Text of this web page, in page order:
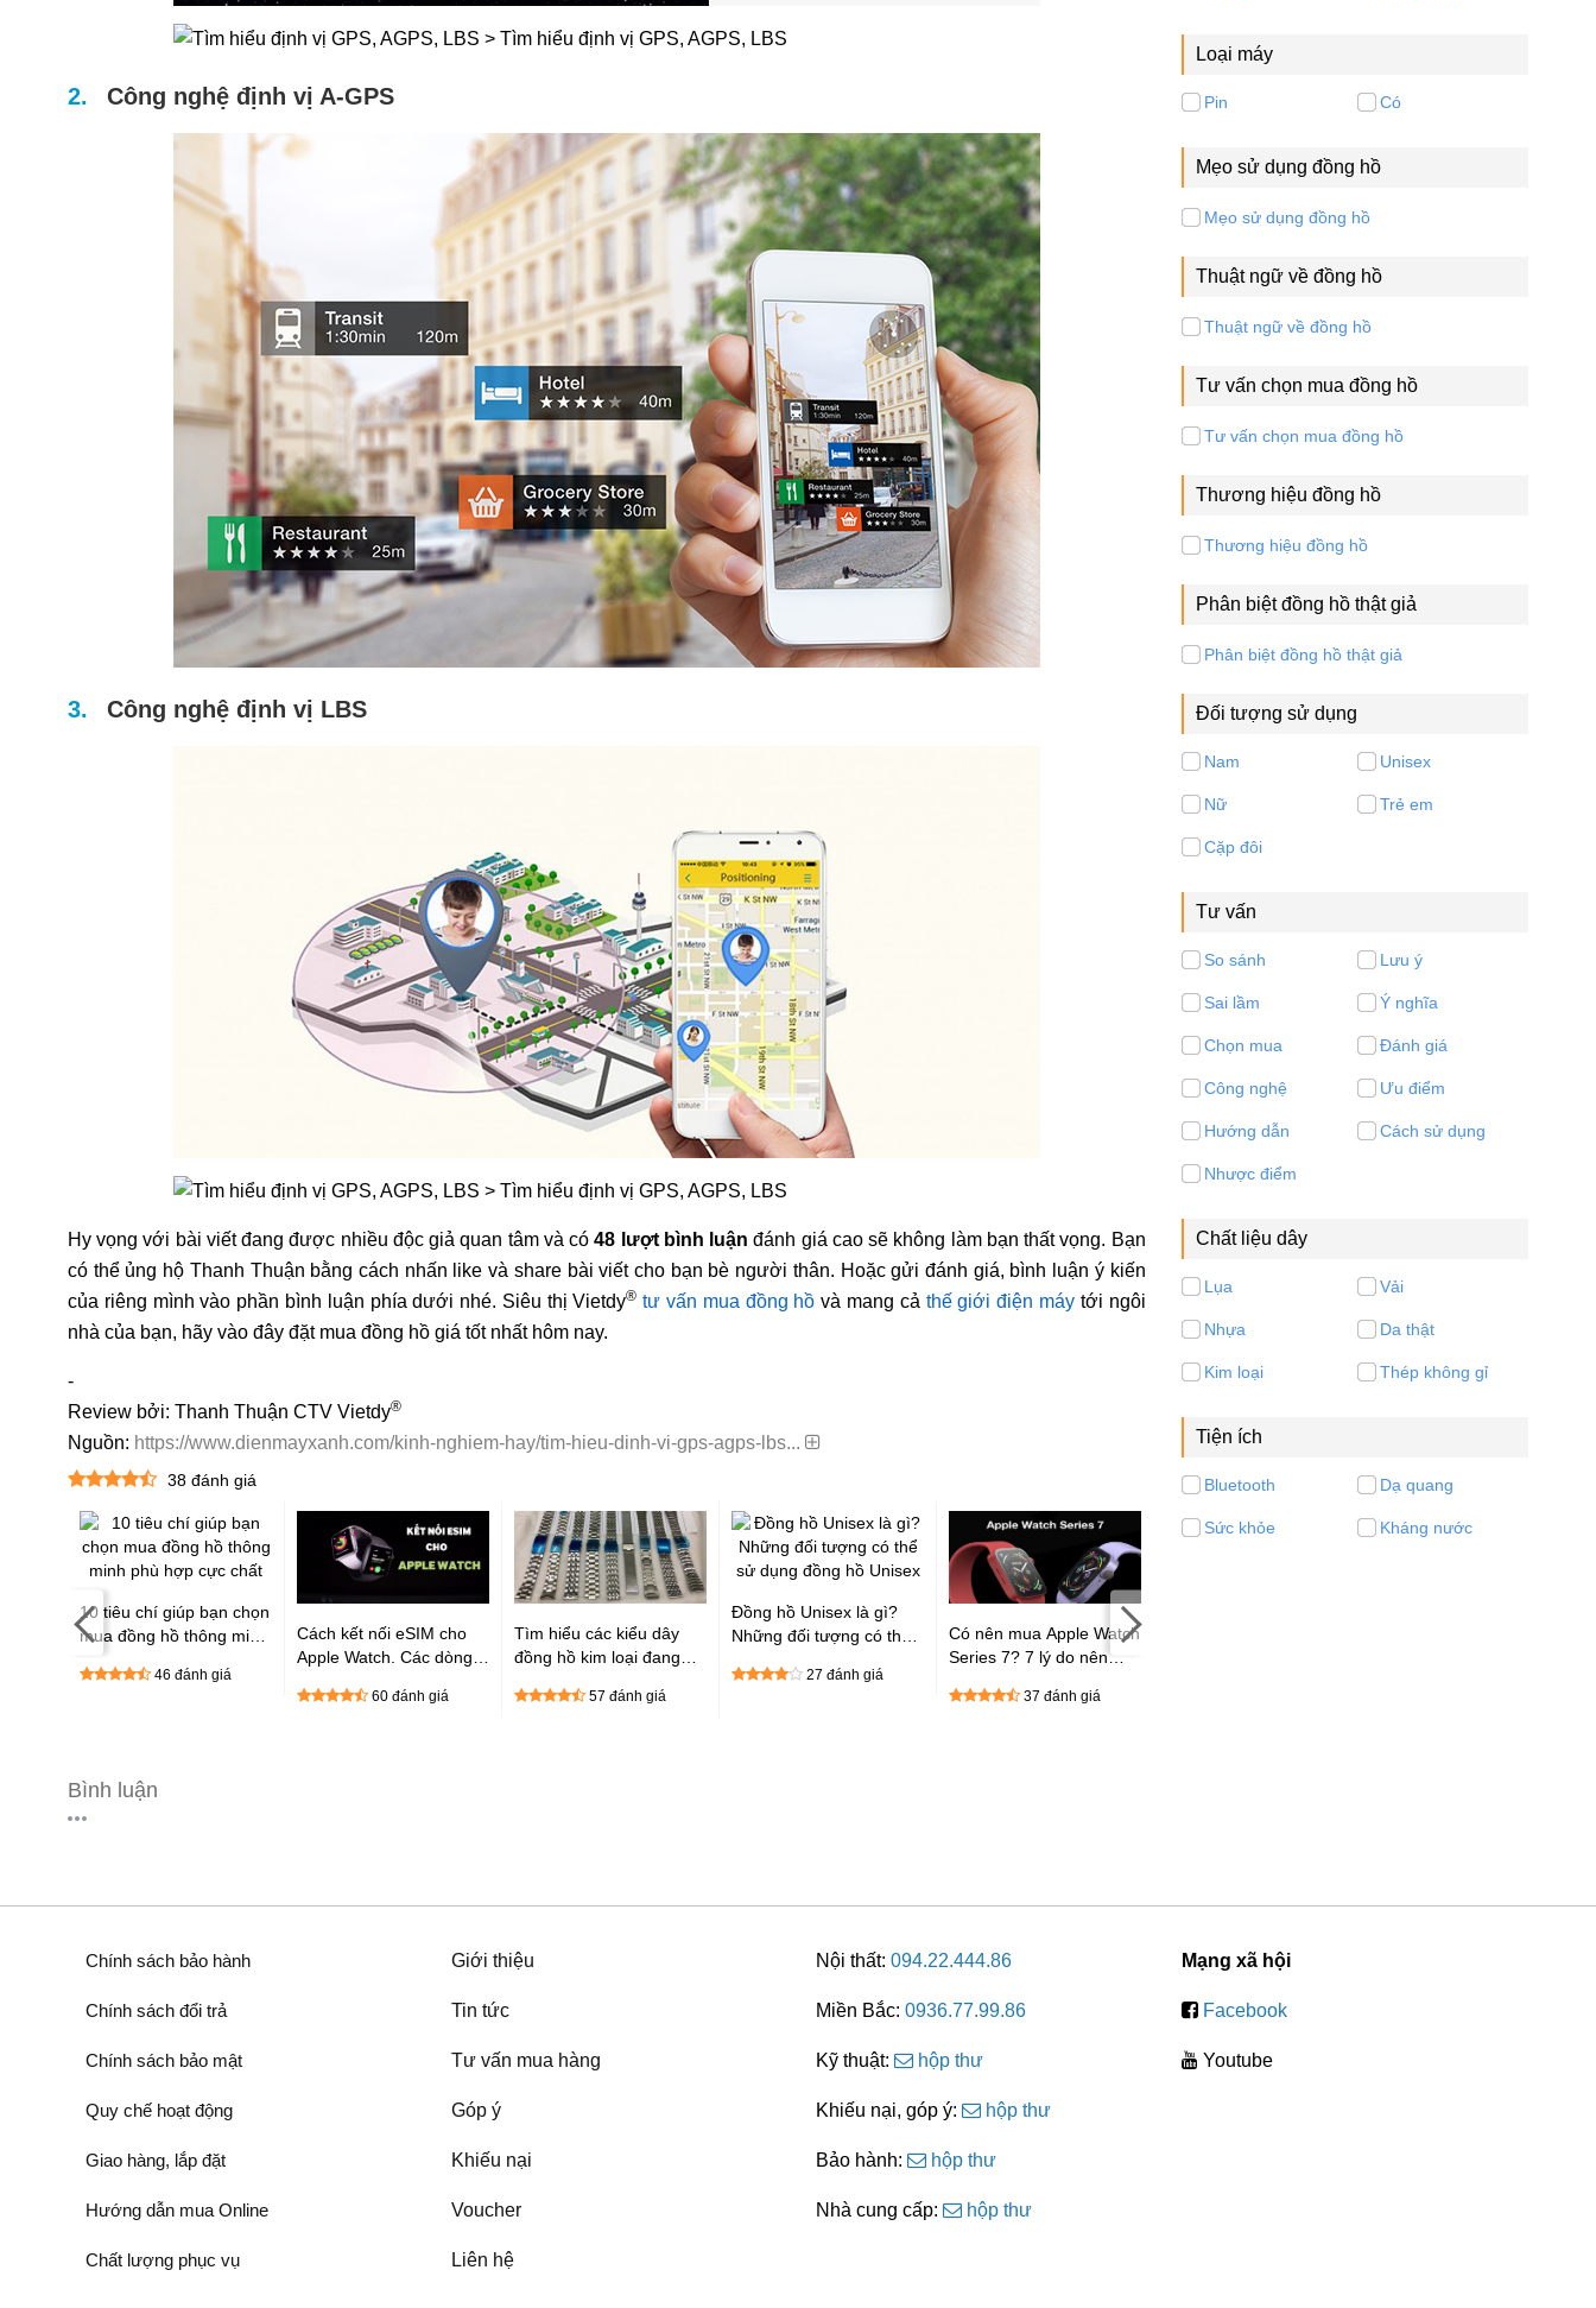
Loại máy
Pin Có
Mẹo sử dụng đồng hồ
Mẹo sử dụng đồng hồ
Thuật ngữ về đồng hồ
Thuật ngữ về đồng hồ
Tư vấn chọn mua đồng hồ
Tư vấn chọn mua đồng hồ
Thương hiệu đồng hồ
Thương hiệu đồng hồ
Phân biệt đồng hồ thật giả
Phân biệt đồng hồ thật giả
Đối tượng sử dụng
Nam Unisex
Nữ Trẻ em
Cặp đôi
Tư vấn
So sánh Lưu ý
Sai lầm Ý nghĩa
Chọn mua Đánh giá
Công nghệ Ưu điểm
Hướng dẫn Cách sử dụng
Nhược điểm
Chất liệu dây
Lụa Vải
Nhựa Da thật
Kim loại Thép không gỉ
Tiện ích
Bluetooth Dạ quang
Sức khỏe Kháng nước
Công nghệ định vị A-GPS
Công nghệ định vị LBS
Hy vọng với bài viết đang được nhiều độc giả quan tâm và có48 lượt bình luận đánh giá cao sẽ không làm bạn thất vọng. Bạn
có thể ủng hộ Thanh Thuận bằng cách nhấn like và share bài viết cho bạn bè người thân. Hoặc gửi đánh giá, bình luận ý kiến
của riêng mình vào phần bình luận phía dưới nhé. Siêu thị Vietdy® tư vấn mua đồng hồ và mang cả thế giới điện máytới ngôi
nhà của bạn, hãy vào đây đặt mua đồng hồ giá tốt nhất hôm nay.
-
Review bởi: Thanh Thuận CTV Vietdy®
Nguồn: https://www.dienmayxanh.com/kinh-nghiem-hay/tim-hieu-dinh-vi-gps-agps-lbs...
38 đánh giá
10 tiêu chí giúp bạn chọn
mua đồng hồ thông minh
phù hợp cực chất
46 đánh giá
Cách kết nối eSIM cho
Apple Watch. Các dòng
eSIM
60 đánh giá
Tìm hiểu các kiểu dây
đồng hồ kim loại đang
hiện nay
57 đánh giá
Đồng hồ Unisex là gì?
Những đối tượng có thể
27 đánh giá
Có nên mua Apple Watch
Series 7? 7 lý do nên
7 ngay
37 đánh giá
Bình luận
Chính sách bảo hành
Chính sách đổi trả
Chính sách bảo mật
Quy chế hoạt động
Giao hàng, lắp đặt
Hướng dẫn mua Online
Chất lượng phục vụ
Giới thiệu
Tin tức
Tư vấn mua hàng
Góp ý
Khiếu nại
Voucher
Liên hệ
Nội thất: 094.22.444.86
Miền Bắc: 0936.77.99.86
Kỹ thuật: hộp thư
Khiếu nại, góp ý: hộp thư
Bảo hành: hộp thư
Nhà cung cấp: hộp thư
Mạng xã hội
Facebook
Youtube